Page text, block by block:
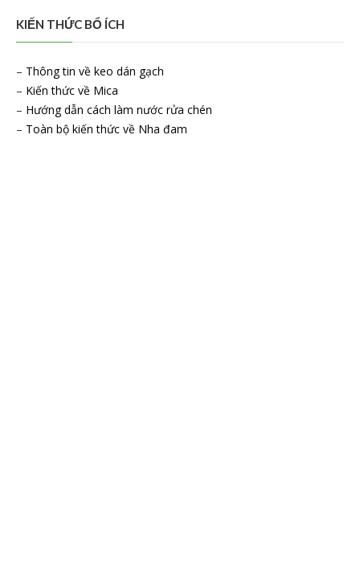
KIẾN THỨC BỔ ÍCH
– Thông tin về keo dán gạch
– Kiến thức về Mica
– Hướng dẫn cách làm nước rửa chén
– Toàn bộ kiến thức về Nha đam